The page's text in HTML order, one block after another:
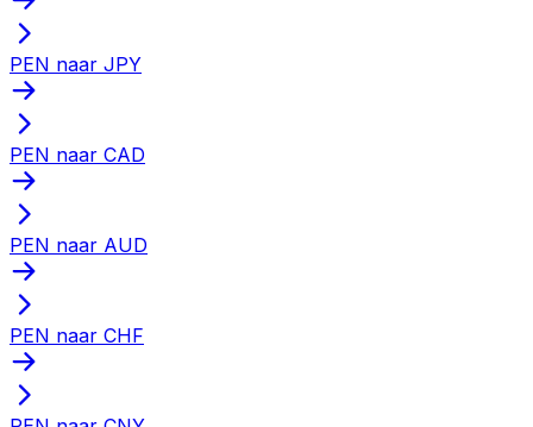
PEN naar JPY
PEN naar CAD
PEN naar AUD
PEN naar CHF